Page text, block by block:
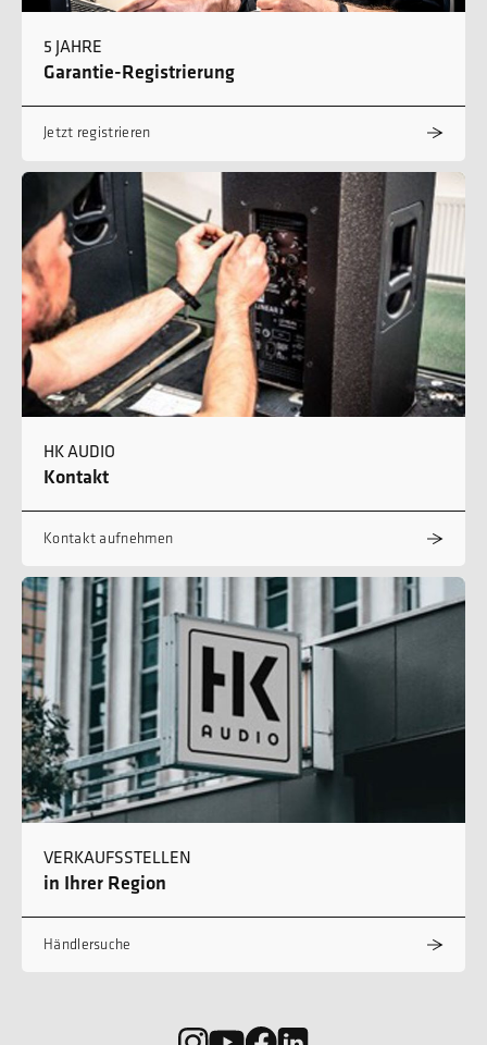
5 JAHRE
Garantie-Registrierung
Jetzt registrieren
HK AUDIO
Kontakt
Kontakt aufnehmen
VERKAUFSSTELLEN
in Ihrer Region
Händlersuche